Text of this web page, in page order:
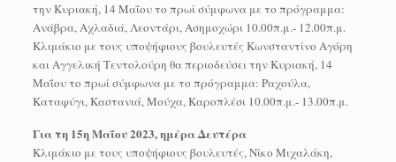
την Κυριακή, 14 Μαΐου το πρωί σύμφωνα με το πρόγραμμα:
Ανάβρα, Αχλαδιά, Λεοντάρι, Ασημοχώρι 10.00π.μ.- 12.00π.μ.
Κλιμάκιο με τους υποψήφιους βουλευτές Κωνσταντίνο Αγόρη
και Αγγελική Τεντολούρη θα περιοδεύσει την Κυριακή, 14
Μαΐου το πρωί σύμφωνα με το πρόγραμμα: Ραχούλα,
Καταφύγι, Καστανιά, Μούχα, Καροπλέσι 10.00π.μ.- 13.00π.μ.
Για τη 15η Μαΐου 2023, ημέρα Δευτέρα
Κλιμάκιο με τους υποψήφιους βουλευτές, Νίκο Μιχαλάκη,